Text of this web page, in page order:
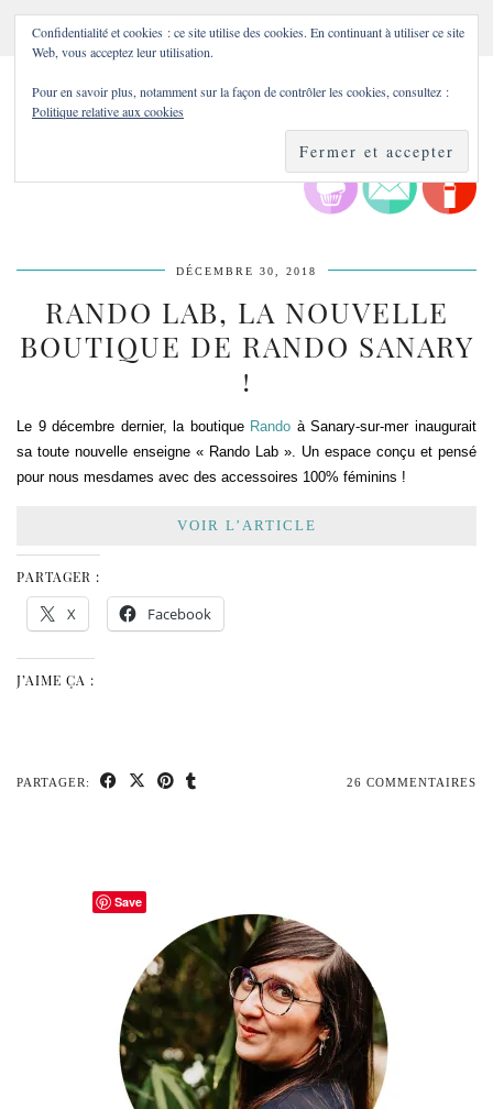
DÉCEMBRE 30, 2018
RANDO LAB, LA NOUVELLE
BOUTIQUE DE RANDO SANARY
!
Le 9 décembre dernier, la boutique Rando à Sanary-sur-mer inaugurait
sa toute nouvelle enseigne « Rando Lab ». Un espace conçu et pensé
pour nous mesdames avec des accessoires 100% féminins !
VOIR L’ARTICLE
PARTAGER :
X Facebook
J’AIME ÇA :
PARTAGER: 26 COMMENTAIRES
Confidentialité et cookies : ce site utilise des cookies. En continuant à utiliser ce site
Web, vous acceptez leur utilisation.
Pour en savoir plus, notamment sur la façon de contrôler les cookies, consultez :
Politique relative aux cookies
Save